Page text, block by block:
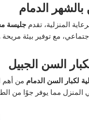
الدمام
المنزلية، تقدم جليسة
مع توفير بيئة
السن الجبيل
لكبار السن الدمام من أهم
المنزل مما يوفر جوًا من